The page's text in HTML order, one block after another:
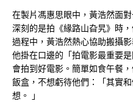
在製片馮惠思眼中，黃浩然面
深刻的是拍《緣路山旮旯》時
過程中，黃浩然熱心協助搬攝
他掛在口邊的「拍電影最重要
會拍到好電影。簡單如食午餐
飯盒，不想虧待他們：「其實
想。 」